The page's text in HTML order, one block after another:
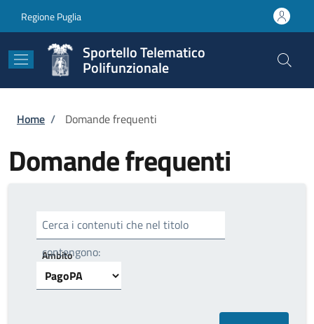
Regione Puglia
Sportello Telematico
Polifunzionale
Briciole di pane
Home / Domande frequenti
Domande frequenti
Cerca i contenuti che nel titolo
contengono:
Ambito